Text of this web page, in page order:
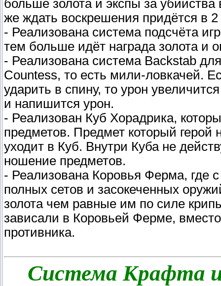
больше золота и экспы за
же ждать воскрешения придётся в
- Реализована система подсчёта
тем больше идёт награда золота и
- Реализована система Backstab
Countess, то есть мили-ловкачей.
ударить в спину, то урон
и напишится урон.
- Реализован Куб Хорадрика,
предметов. Предмет который
уходит в Куб. Внутри Куба не
ношение предметов.
- Реализована Коровья Ферма, где
полных сетов и засокеченных
золота чем равные им по силе
зависали в Коровьей Ферме, вместо
противника.
Система Крафта